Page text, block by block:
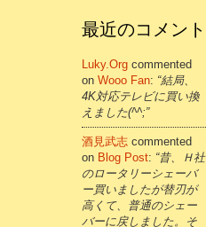
最近のコメント
Luky.org commented
on Wooo Fan: “結局、
4K対応テレビに買い換
えました(^^;”
酒見武志 commented
on Blog Post: “昔、Ｈ社
のロータリーシェーバ
ー買いましたが替刃が
高くて、普通のシェー
バーに戻しました。そ